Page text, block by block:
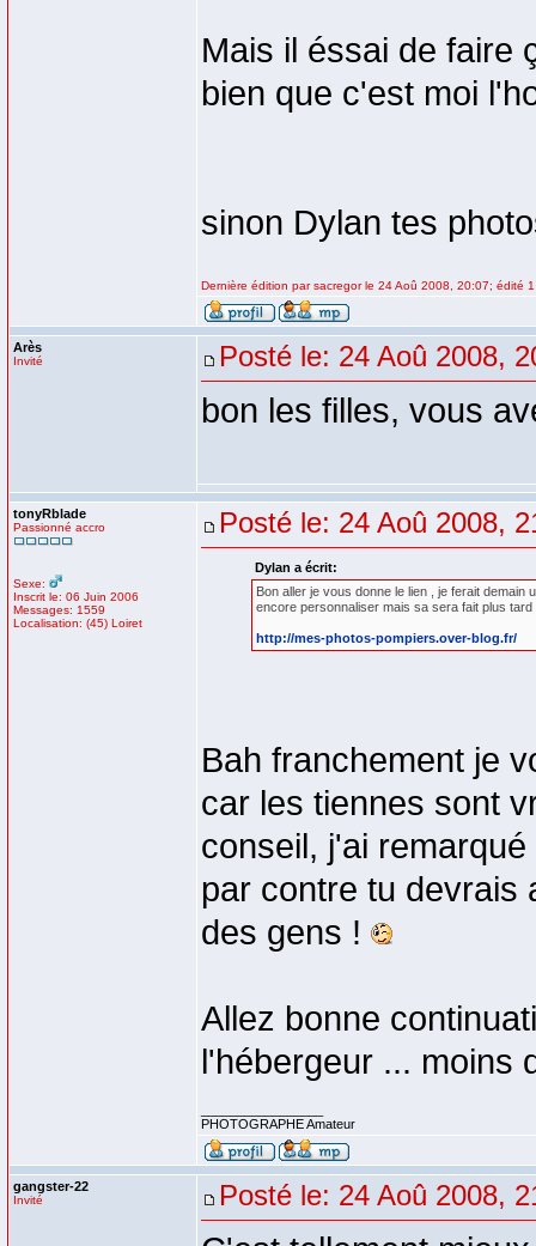
Mais il éssai de faire
bien que c'est moi
sinon Dylan tes
Dernière édition par sacregor le 24 Aoû 2008, 20:07; édité
Arès
Invité Posté le: 24 Aoû 2008,
bon les filles, vous
tonyRblade
Passionné accro
Sexe:
Inscrit le: 06 Juin 2006
Messages: 1559
Localisation: (45) Loiret
Posté le: 24 Aoû 2008,
Dylan a écrit:
Bon aller je vous donne le lien , je ferait
encore personnaliser mais sa sera fait plus tard
http://mes-photos-pompiers.over-blog.fr/
Bah franchement je
car les tiennes sont
conseil, j'ai
par contre tu devrais
des gens !
Allez bonne
l'hébergeur ... moins
PHOTOGRAPHE Amateur
gangster-22
Invité Posté le: 24 Aoû 2008,